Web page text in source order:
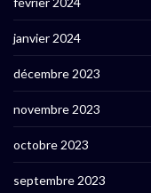
janvier 2024
décembre 2023
novembre 2023
octobre 2023
septembre 2023